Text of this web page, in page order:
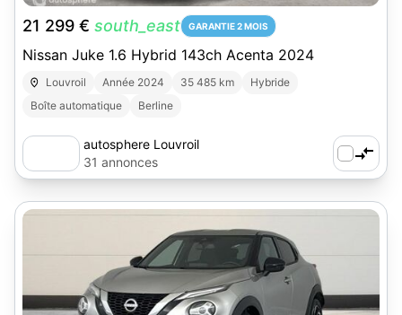
21 299 € south_east GARANTIE 2 MOIS
Nissan Juke 1.6 Hybrid 143ch Acenta 2024
Louvroil Année 2024 35 485 km
Hybride
Boîte automatique
Berline
autosphere Louvroil
31 annonces